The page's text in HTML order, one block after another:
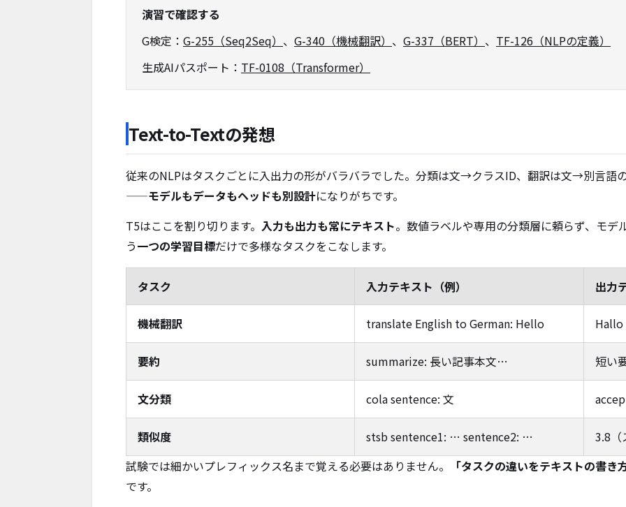
演習で確認する
G検定： G-255（Seq2Seq） 、 G-340（機械翻訳） 、 G-337（BERT） 、 TF-126（NLPの定義）
生成AIパスポート： TF-0108（Transformer）
Text-to-Textの発想
従来のNLPはタスクごとに入出力の形がバラバラでした。分類は文→クラスID、翻訳は文→別言語
——モデルもデータもヘッドも別設計になりがちです。
T5はここを割り切ります。 入力も出力も常にテキスト。数値ラベルや専用の分類層に頼らず、モ
う一つの学習目標だけで多様なタスクをこなします。
タスク 入力テキスト（例） 出力
機械翻訳 translate English to German: Hello Hallo
要約 summarize: 長い記事本文… 短い
文分類 cola sentence: 文
類似度 stsb sentence1: … sentence2: …
3.8（
試験では細かいプレフィックス名まで覚える必要はありません。
「タスクの違いをテキストの書き
です。